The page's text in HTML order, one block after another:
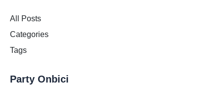
All Posts
Categories
Tags
Party Onbici